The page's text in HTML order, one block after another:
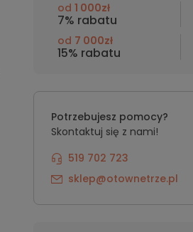
od 1 000zł
7% rabatu
od 7 000zł
15% rabatu
Potrzebujesz pomocy?
Skontaktuj się z nami!
519 702 723
sklep@otownetrze.pl